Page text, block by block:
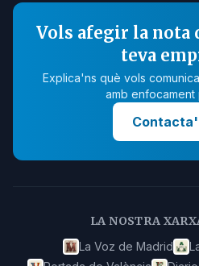
Vols afegir la nota
teva
Explica'ns què vols
amb enfocament
LA NOSTRA
La Voz de Madrid